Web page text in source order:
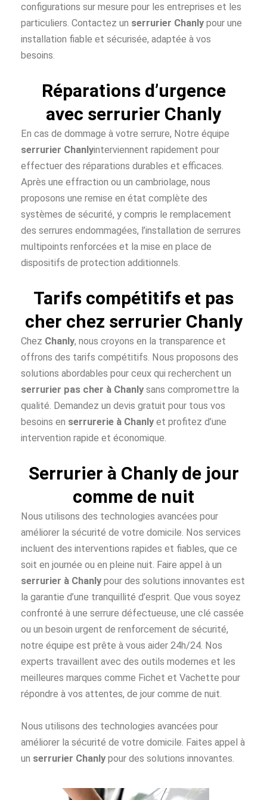
configurations sur mesure pour les entreprises et les
particuliers. Contactez un serrurier Chanly pour une
installation fiable et sécurisée, adaptée à vos
besoins.
Réparations d’urgence
avec serrurier Chanly
En cas de dommage à votre serrure, Notre équipe
serrurier Chanlyinterviennent rapidement pour
effectuer des réparations durables et efficaces.
Après une effraction ou un cambriolage, nous
proposons une remise en état complète des
systèmes de sécurité, y compris le remplacement
des serrures endommagées, l’installation de serrures
multipoints renforcées et la mise en place de
dispositifs de protection additionnels.
Tarifs compétitifs et pas
cher chez serrurier Chanly
Chez Chanly, nous croyons en la transparence et
offrons des tarifs compétitifs. Nous proposons des
solutions abordables pour ceux qui recherchent un
serrurier pas cher à Chanly sans compromettre la
qualité. Demandez un devis gratuit pour tous vos
besoins en serrurerie à Chanly et profitez d’une
intervention rapide et économique.
Serrurier à Chanly de jour
comme de nuit
Nous utilisons des technologies avancées pour
améliorer la sécurité de votre domicile. Nos services
incluent des interventions rapides et fiables, que ce
soit en journée ou en pleine nuit. Faire appel à un
serrurier à Chanly pour des solutions innovantes est
la garantie d’une tranquillité d’esprit. Que vous soyez
confronté à une serrure défectueuse, une clé cassée
ou un besoin urgent de renforcement de sécurité,
notre équipe est prête à vous aider 24h/24. Nos
experts travaillent avec des outils modernes et les
meilleures marques comme Fichet et Vachette pour
répondre à vos attentes, de jour comme de nuit.
Nous utilisons des technologies avancées pour
améliorer la sécurité de votre domicile. Faites appel à
un serrurier Chanly pour des solutions innovantes.